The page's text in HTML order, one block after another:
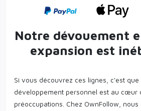
Notre dévouement
expansion est
Si vous découvrez ces lignes, c'est
développement personnel est au cœur
préoccupations. Chez OwnFollow,